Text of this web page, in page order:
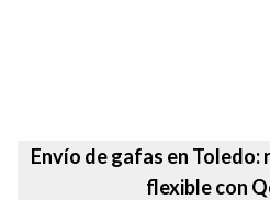
Envío de gafas en Toledo:
flexible con